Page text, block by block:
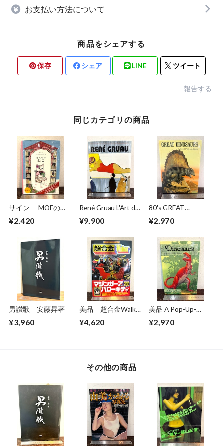
お支払い方法について
商品をシェアする
保存 シェア LINE ツイート
報告する
同じカテゴリの商品
サイン MOEのえ
こ ヒグチユウコ
¥2,420
René Gruau L'Art de
of Advertising
¥9,900
80's GREAT
Pop−Up Book
¥2,970
男讃歌 安藤昇著
¥3,960
美品 超合金Walkar
誕生40周年記念
¥4,620
美品 A Pop-Up-
Giants of the Earth
¥2,970
その他の商品